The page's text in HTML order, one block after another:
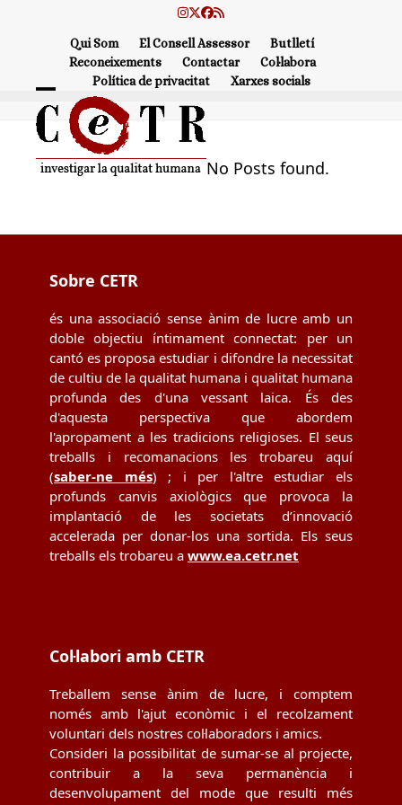
Instagram
Twitter
Facebook
RSS
Qui Som El Consell Assessor
Butlletí
Reconeixements
Contactar
Col·labora
Política de privacitat
Xarxes socials
Open
mobile
menu
Close
mobile
menu
No Posts found.
Sobre CETR
és una associació sense ànim de lucre amb un
doble objectiu íntimament connectat: per un
cantó es proposa estudiar i difondre la necessitat
de cultiu de la qualitat humana i qualitat humana
profunda des d'una vessant laica. És des
d'aquesta perspectiva que abordem
l'apropament a les tradicions religioses. El seus
treballs i recomanacions les trobareu aquí
(saber-ne més) ; i per l'altre estudiar els
profunds canvis axiològics que provoca la
implantació de les societats d’innovació
accelerada per donar-los una sortida. Els seus
treballs els trobareu a www.ea.cetr.net
Col·labori amb CETR
Treballem sense ànim de lucre, i comptem
només amb l'ajut econòmic i el recolzament
voluntari dels nostres col·laboradors i amics.
Consideri la possibilitat de sumar-se al projecte,
contribuir a la seva permanència i
desenvolupament del mode que resulti més